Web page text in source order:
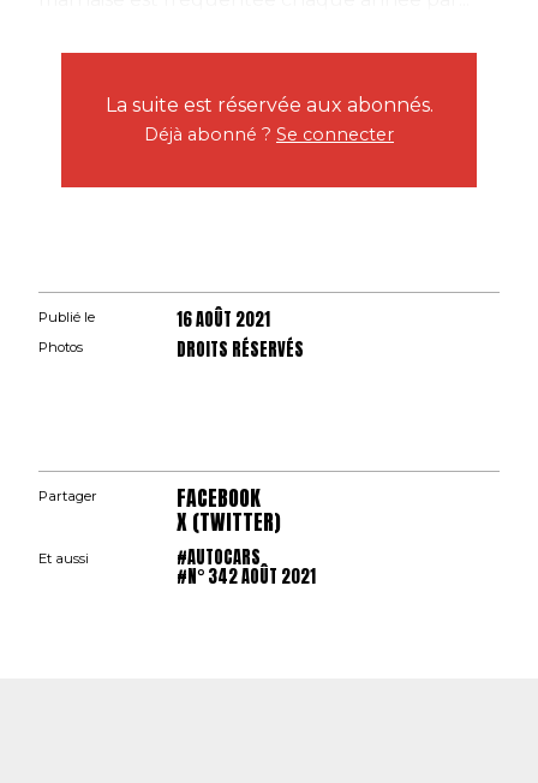
La suite est réservée aux abonnés.
Déjà abonné ? Se connecter
Publié le 16 AOÛT 2021
Photos DROITS RÉSERVÉS
Partager FACEBOOK
X (TWITTER)
Et aussi #AUTOCARS
#N° 342 AOÛT 2021